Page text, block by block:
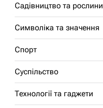
Садівництво та рослини
Символіка та значення
Спорт
Суспільство
Технології та гаджети